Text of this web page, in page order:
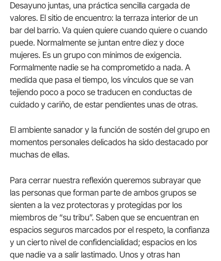
Desayuno juntas, una práctica sencilla cargada de
valores. El sitio de encuentro: la terraza interior de un
bar del barrio. Va quien quiere cuando quiere o cuando
puede. Normalmente se juntan entre diez y doce
mujeres. Es un grupo con mínimos de exigencia.
Formalmente nadie se ha comprometido a nada. A
medida que pasa el tiempo, los vínculos que se van
tejiendo poco a poco se traducen en conductas de
cuidado y cariño, de estar pendientes unas de otras.
El ambiente sanador y la función de sostén del grupo en
momentos personales delicados ha sido destacado por
muchas de ellas.
Para cerrar nuestra reflexión queremos subrayar que
las personas que forman parte de ambos grupos se
sienten a la vez protectoras y protegidas por los
miembros de “su tribu”. Saben que se encuentran en
espacios seguros marcados por el respeto, la confianza
y un cierto nivel de confidencialidad; espacios en los
que nadie va a salir lastimado. Unos y otras han